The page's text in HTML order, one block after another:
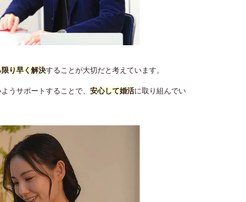
り早く解決することが大切だと考えています。
うサポートすることで、 安心して婚活に取り組んでい